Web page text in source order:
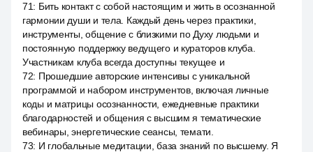
71: Бить контакт с собой настоящим и жить в осознанной
гармонии души и тела. Каждый день через практики,
инструменты, общение с близкими по Духу людьми и
постоянную поддержку ведущего и кураторов клуба.
Участникам клуба всегда доступны текущее и
72: Прошедшие авторские интенсивы с уникальной
программой и набором инструментов, включая личные
коды и матрицы осознанности, ежедневные практики
благодарностей и общения с высшим я тематические
вебинары, энергетические сеансы, темати.
73: И глобальные медитации, база знаний по высшему. Я